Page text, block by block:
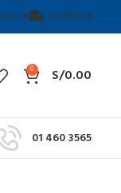
ENTREGA
0 S/0.00
01 460 3565